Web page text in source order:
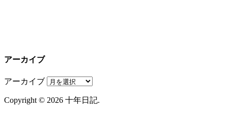
アーカイブ
アーカイブ
Copyright © 2026 十年日記.